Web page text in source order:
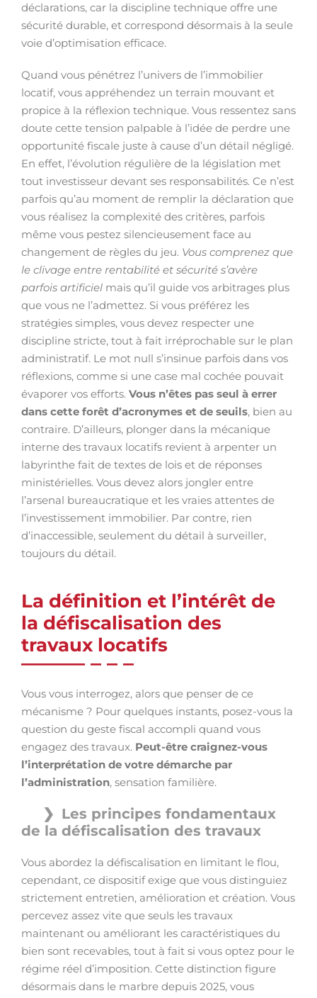
déclarations, car la discipline technique offre une
sécurité durable, et correspond désormais à la seule
voie d’optimisation efficace.
Quand vous pénétrez l’univers de l’immobilier
locatif, vous appréhendez un terrain mouvant et
propice à la réflexion technique. Vous ressentez sans
doute cette tension palpable à l’idée de perdre une
opportunité fiscale juste à cause d’un détail négligé.
En effet, l’évolution régulière de la législation met
tout investisseur devant ses responsabilités. Ce n’est
parfois qu’au moment de remplir la déclaration que
vous réalisez la complexité des critères, parfois
même vous pestez silencieusement face au
changement de règles du jeu. Vous comprenez que
le clivage entre rentabilité et sécurité s’avère
parfois artificiel mais qu’il guide vos arbitrages plus
que vous ne l’admettez. Si vous préférez les
stratégies simples, vous devez respecter une
discipline stricte, tout à fait irréprochable sur le plan
administratif. Le mot null s’insinue parfois dans vos
réflexions, comme si une case mal cochée pouvait
évaporer vos efforts. Vous n’êtes pas seul à errer
dans cette forêt d’acronymes et de seuils, bien au
contraire. D’ailleurs, plonger dans la mécanique
interne des travaux locatifs revient à arpenter un
labyrinthe fait de textes de lois et de réponses
ministérielles. Vous devez alors jongler entre
l’arsenal bureaucratique et les vraies attentes de
l’investissement immobilier. Par contre, rien
d’inaccessible, seulement du détail à surveiller,
toujours du détail.
La définition et l’intérêt de
la défiscalisation des
travaux locatifs
Vous vous interrogez, alors que penser de ce
mécanisme ? Pour quelques instants, posez-vous la
question du geste fiscal accompli quand vous
engagez des travaux. Peut-être craignez-vous
l’interprétation de votre démarche par
l’administration, sensation familière.
Les principes fondamentaux
de la défiscalisation des travaux
Vous abordez la défiscalisation en limitant le flou,
cependant, ce dispositif exige que vous distinguiez
strictement entretien, amélioration et création. Vous
percevez assez vite que seuls les travaux
maintenant ou améliorant les caractéristiques du
bien sont recevables, tout à fait si vous optez pour le
régime réel d’imposition. Cette distinction figure
désormais dans le marbre depuis 2025, vous